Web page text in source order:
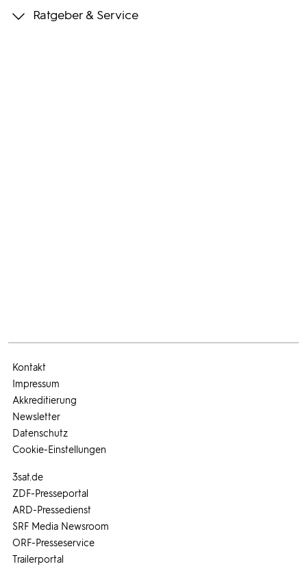
Ratgeber & Service
3sat.de
ZDF-Presseportal
ARD-Pressedienst
SRF Media Newsroom
ORF-Presseservice
Trailerportal
Kontakt
Impressum
Akkreditierung
Newsletter
Datenschutz
Cookie-Einstellungen